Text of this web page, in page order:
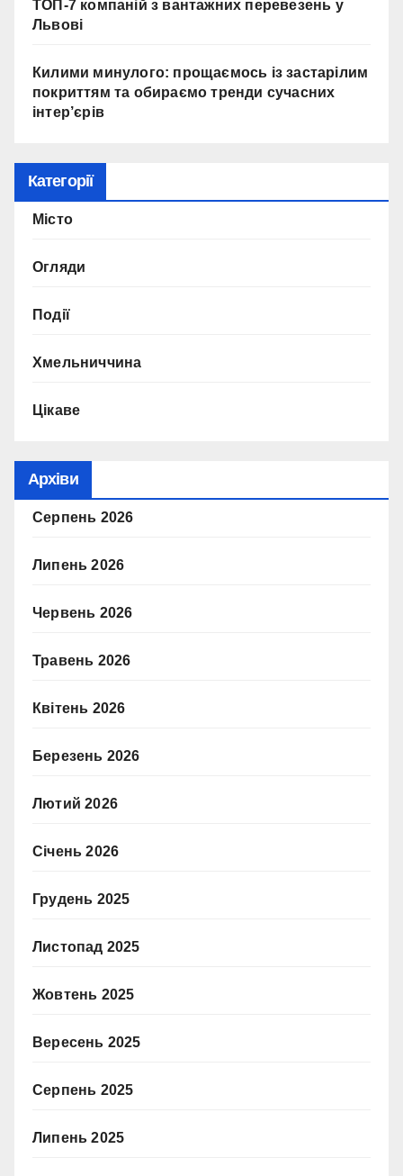
ТОП-7 компаній з вантажних перевезень у
Львові
Килими минулого: прощаємось із застарілим
покриттям та обираємо тренди сучасних
інтер’єрів
Категорії
Місто
Огляди
Події
Хмельниччина
Цікаве
Архіви
Серпень 2026
Липень 2026
Червень 2026
Травень 2026
Квітень 2026
Березень 2026
Лютий 2026
Січень 2026
Грудень 2025
Листопад 2025
Жовтень 2025
Вересень 2025
Серпень 2025
Липень 2025